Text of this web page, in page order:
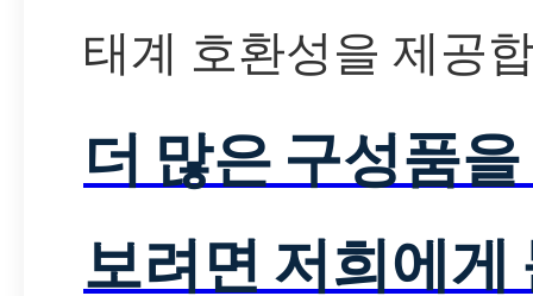
태계 호환성을 제공
더 많은 구성품
보려면 저희에게